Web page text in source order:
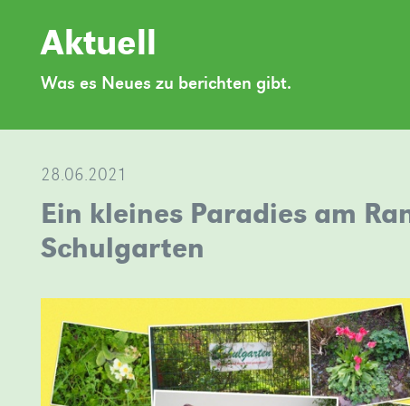
Aktuell
Was es Neues zu berichten gibt.
28.06.2021
Ein kleines Paradies am
Schulgarten